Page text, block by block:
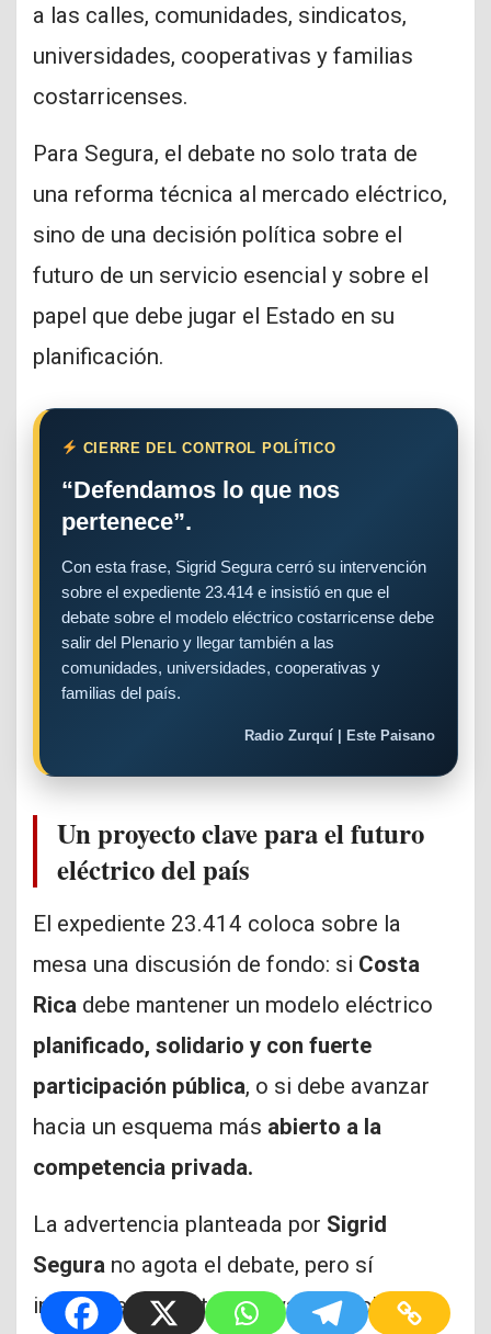
a las calles, comunidades, sindicatos,
universidades, cooperativas y familias
costarricenses.
Para Segura, el debate no solo trata de
una reforma técnica al mercado eléctrico,
sino de una decisión política sobre el
futuro de un servicio esencial y sobre el
papel que debe jugar el Estado en su
planificación.
CIERRE DEL CONTROL POLÍTICO
“Defendamos lo que nos
pertenece”.
Con esta frase, Sigrid Segura cerró su intervención
sobre el expediente 23.414 e insistió en que el
debate sobre el modelo eléctrico costarricense debe
salir del Plenario y llegar también a las
comunidades, universidades, cooperativas y
familias del país.
Radio Zurquí | Este Paisano
Un proyecto clave para el futuro
eléctrico del país
El expediente 23.414 coloca sobre la
mesa una discusión de fondo: si Costa
Rica debe mantener un modelo eléctrico
planificado, solidario y con fuerte
participación pública, o si debe avanzar
hacia un esquema más abierto a la
competencia privada.
La advertencia planteada por Sigrid
Segura no agota el debate, pero sí
introduce preguntas relevantes sobre